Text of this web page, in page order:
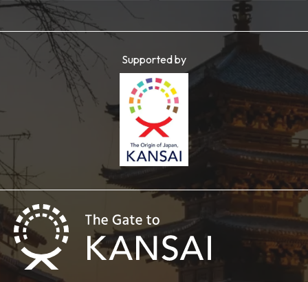
Supported by